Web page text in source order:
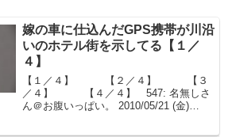
嫁の車に仕込んだGPS携帯が川沿
いのホテル街を示してる【１／
４】
【１／４】 【２／４】 【３
／４】 【４／４】 547: 名無しさ
ん＠お腹いっぱい。 2010/05/21 (金)